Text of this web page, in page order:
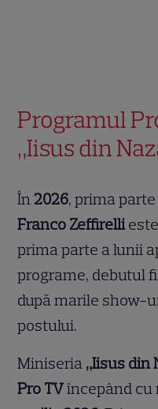
Programul
„Iisus din
În 2026, prima
Franco Zeffirelli
prima parte a lunii
programe, debutul
după marile show-
postului.
Miniseria „Iisus din
Pro TVîncepând